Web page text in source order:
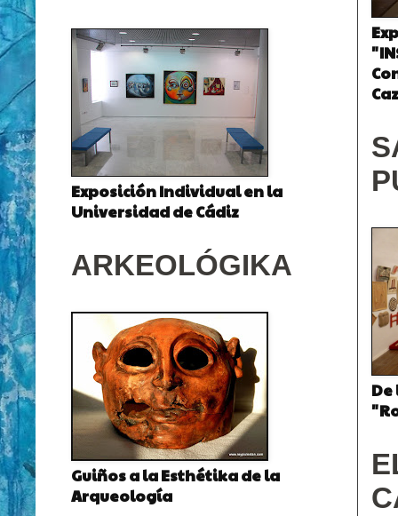
Exposición Individual en la
Universidad de Cádiz
ARKEOLÓGIKA
Guiños a la Esthétika de la
Arqueología